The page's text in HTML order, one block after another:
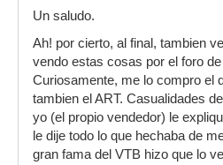
Un saludo.
Ah! por cierto, al final, tambien
vendo estas cosas por el foro
Curiosamente, me lo compro el
tambien el ART. Casualidades
yo (el propio vendedor) le
le dije todo lo que hechaba de
gran fama del VTB hizo que lo